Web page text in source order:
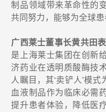
制品领域带来革命性的
共同努力，能够为全球
广西莱士董事长黄共田表
是上海莱士集团在创新
济药业在透明质酸酶技
人瞩目，其‘卖铲人’模式
血液制品作为临床必需
提升患者体验，降低医